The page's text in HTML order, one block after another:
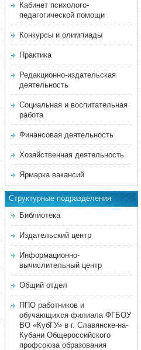
Кабинет психолого-
педагогической помощи
Конкурсы и олимпиады
Практика
Редакционно-издательская
деятельность
Социальная и воспитательная
работа
Финансовая деятельность
Хозяйственная деятельность
Ярмарка вакансий
Структурные подразделения
Библиотека
Издательский центр
Информационно-
вычислительный центр
Общий отдел
ППО работников и
обучающихся филиала ФГБОУ
ВО «КубГУ» в г. Славянске-на-
Кубани Общероссийского
профсоюза образования